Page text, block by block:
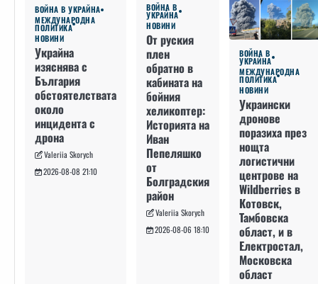
ВОЙНА В УКРАЙНА
МЕЖДУНАРОДНА
ПОЛИТИКА
НОВИНИ
Украйна
изяснява с
България
обстоятелствата
около
инцидента с
дрона
Valeriia Skorych
2026-08-08 21:10
ВОЙНА В
УКРАЙНА
НОВИНИ
От руския
плен
обратно в
кабината на
бойния
хеликоптер:
Историята на
Иван
Пепеляшко
от
Болградския
район
Valeriia Skorych
2026-08-06 18:10
ВОЙНА В
УКРАЙНА
МЕЖДУНАРОДНА
ПОЛИТИКА
НОВИНИ
Украински
дронове
поразиха през
нощта
логистични
центрове на
Wildberries в
Котовск,
Тамбовска
област, и в
Електростал,
Московска
област